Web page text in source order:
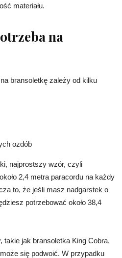
materiału.
na
bransoletkę zależy od kilku
ozdób
najprostszy wzór, czyli
2,4 metra paracordu na każdy
to, że jeśli masz nadgarstek o
potrzebować około 38,4
jak bransoletka King Cobra,
się podwoić. W przypadku